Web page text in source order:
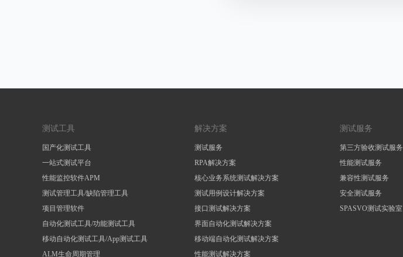
测试工具
国产化测试工具
一站式测试平台
性能监控软件APM
测试管理工具/缺陷管理工具
项目管理软件
自动化测试工具/功能测试工具
移动自动化测试工具/App测试工具
ALM生命周期管理
解决方案
测试服务
RPA解决方案
核心业务系统测试解决方案
测试用例设计解决方案
接口测试解决方案
界面自动化测试解决方案
移动端自动化测试解决方案
性能测试解决方案
测试服务
第三方验收测试服务
性能测试服务
兼容性测试服务
安全测试服务
SPASVO测试实验室